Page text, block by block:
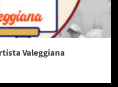
Valeggiana